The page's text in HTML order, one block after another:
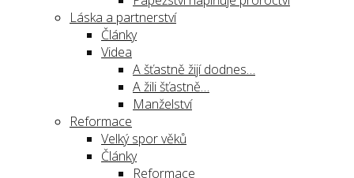
Láska a partnerství
Články
Videa
A šťastně žijí dodnes…
A žili šťastně…
Manželství
Reformace
Velký spor věků
Články
Reformace